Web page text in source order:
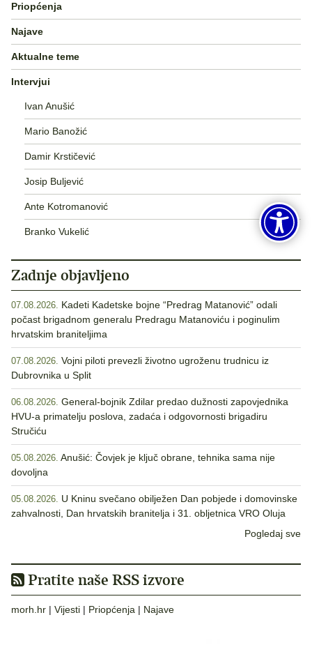
Priopćenja
Najave
Aktualne teme
Intervjui
Ivan Anušić
Mario Banožić
Damir Krstičević
Josip Buljević
Ante Kotromanović
Branko Vukelić
Zadnje objavljeno
07.08.2026.
Kadeti Kadetske bojne “Predrag Matanović” odali
počast brigadnom generalu Predragu Matanoviću i poginulim
hrvatskim braniteljima
07.08.2026. Vojni piloti prevezli životno ugroženu trudnicu iz
Dubrovnika u Split
06.08.2026. General-bojnik Zdilar predao dužnosti zapovjednika
HVU-a primatelju poslova, zadaća i odgovornosti brigadiru
Stručiću
05.08.2026. Anušić: Čovjek je ključ obrane, tehnika sama nije
dovoljna
05.08.2026.
U Kninu svečano obilježen Dan pobjede i domovinske
zahvalnosti, Dan hrvatskih branitelja i 31. obljetnica VRO Oluja
Pogledaj sve
Pratite naše RSS izvore
morh.hr | Vijesti | Priopćenja | Najave